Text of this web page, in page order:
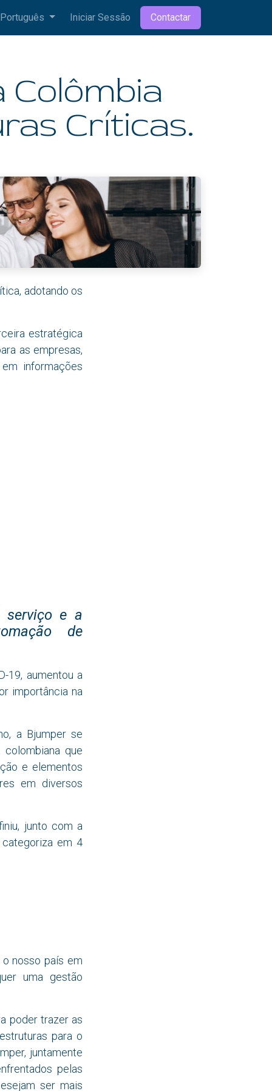
Português Iniciar Sessão Contactar
Colômbia
Críticas.
adotando os
estratégica
as empresas,
informações
serviço e a
de
19, aumentou a
importância na
a Bjumper se
colombiana que
e elementos
em diversos
junto com a
em 4
nosso país em
uma gestão
poder trazer as
para o
juntamente
pelas
ser mais